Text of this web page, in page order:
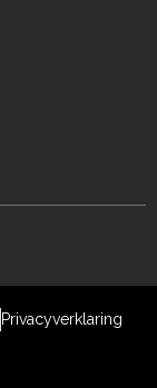
Privacyverklaring